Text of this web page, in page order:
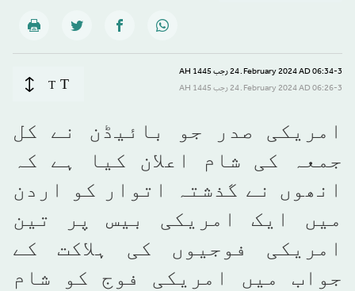
06:34-3 February 2024 AD ـ 24 رجب 1445 AH
06:26-3 February 2024 AD ـ 24 رجب 1445 AH
T
T
امریکی صدر جو بائیڈن نے کل
جمعہ کی شام اعلان کیا ہے کہ
انھوں نے گذشتہ اتوار کو اردن
میں ایک امریکی بیس پر تین
امریکی فوجیوں کی ہلاکت کے
جواب میں امریکی فوج کو شام